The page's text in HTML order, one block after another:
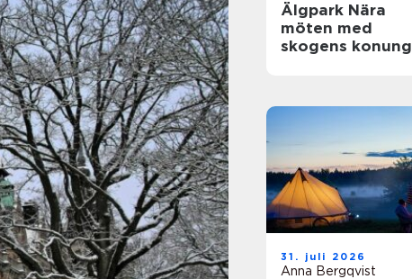
Älgpark Nära
möten med
skogens konung
31. juli 2026
Anna Bergqvist